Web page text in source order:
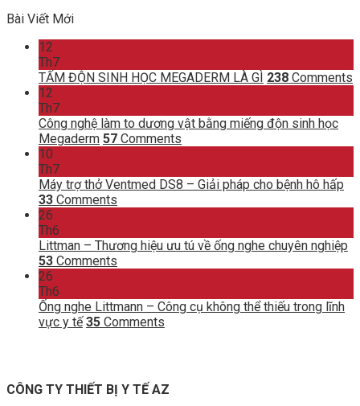
Bài Viết Mới
12
Th7
TẤM ĐỘN SINH HỌC MEGADERM LÀ GÌ 238 Comments
12
Th7
Công nghệ làm to dương vật bằng miếng độn sinh học
Megaderm 57 Comments
10
Th7
Máy trợ thở Ventmed DS8 – Giải pháp cho bệnh hô hấp
33 Comments
26
Th6
Littman – Thương hiệu ưu tú về ống nghe chuyên nghiệp
53 Comments
26
Th6
Ống nghe Littmann – Công cụ không thể thiếu trong lĩnh
vực y tế 35 Comments
CÔNG TY THIẾT BỊ Y TẾ AZ